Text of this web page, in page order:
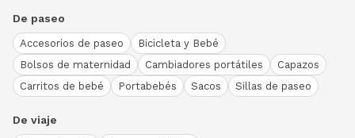
De paseo
Accesorios de paseo
Bicicleta y Bebé
Bolsos de maternidad
Cambiadores portátiles
Capazos
Carritos de bebé
Portabebés Sacos Sillas de paseo
De viaje